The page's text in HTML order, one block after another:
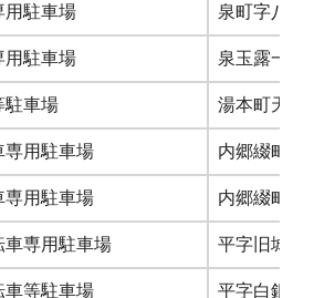
用駐車場 泉町字八木
用駐車場 泉玉露一丁
駐車場 湯本町天王
専用駐車場 内郷綴町榎
専用駐車場 内郷綴町榎
車専用駐車場 平字旧城跡
車等駐車場 平字白銀町